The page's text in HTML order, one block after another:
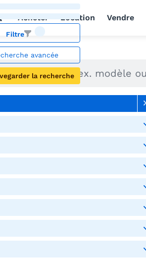
Acheter Location Vendre
Filtre
avancée
la recherche